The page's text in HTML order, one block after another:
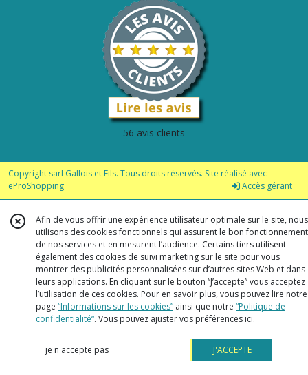
56 avis clients
Copyright sarl Gallois et Fils. Tous droits réservés. Site réalisé avec
eProShopping
Accès gérant
Afin de vous offrir une expérience utilisateur optimale sur le site, nous
utilisons des cookies fonctionnels qui assurent le bon fonctionnement
de nos services et en mesurent l’audience. Certains tiers utilisent
également des cookies de suivi marketing sur le site pour vous
montrer des publicités personnalisées sur d’autres sites Web et dans
leurs applications. En cliquant sur le bouton “J’accepte” vous acceptez
l’utilisation de ces cookies. Pour en savoir plus, vous pouvez lire notre
page “Informations sur les cookies” ainsi que notre “Politique de
confidentialité“. Vous pouvez ajuster vos préférences ici.
je n'accepte pas J'ACCEPTE